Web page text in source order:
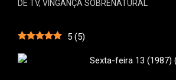
DE TV, VINGANÇA SOBRENATURAL
5 (5)